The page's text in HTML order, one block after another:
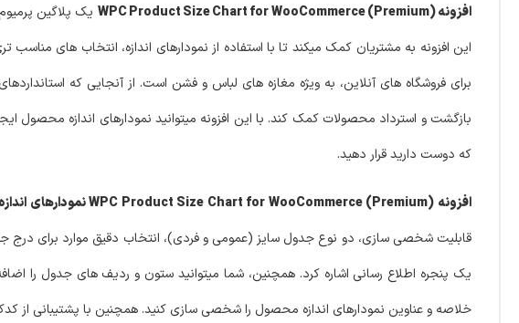
افزونه WPC Product Size Chart for WooCommerce (Premium)
یک پلاگین
این افزونه به مشتریان کمک میکند تا با استفاده از نمودارهای اندازه، انتخاب های مناسب
برای فروشگاه های آنلاین، به ویژه مغازه های لباس و فشن است. از آنجایی که
بازگشت و استرداد محصولات کمک کند. با این افزونه میتوانید نمودارهای اندازه محصول
که دوست دارید قرار دهید.
افزونه WPC Product Size Chart for WooCommerce (Premium) نمودارهای اندازه محصول برای ووکامرس
قابلیت شخصی سازی، دو نوع جدول سایز (عمومی و فردی)، انتخاب دقیق موارد برای درج
یک پنجره اطلاع رسانی اشاره کرد. همچنین، شما میتوانید ستون و ردیف های جدول را
خلاصه و عناوین نمودارهای اندازه محصول را شخصی سازی کنید. همچنین با پشتیبانی از